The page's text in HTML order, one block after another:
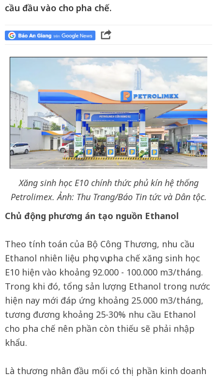
cầu đầu vào cho pha chế.
Xăng sinh học E10 chính thức phủ kín hệ thống
Petrolimex. Ảnh: Thu Trang/Báo Tin tức và Dân tộc.
Chủ động phương án tạo nguồn Ethanol
Theo tính toán của Bộ Công Thương, nhu cầu
Ethanol nhiên liệu phục vụ pha chế xăng sinh học
E10 hiện vào khoảng 92.000 - 100.000 m3/tháng.
Trong khi đó, tổng sản lượng Ethanol trong nước
hiện nay mới đáp ứng khoảng 25.000 m3/tháng,
tương đương khoảng 25-30% nhu cầu Ethanol
cho pha chế nên phần còn thiếu sẽ phải nhập
khẩu.
Là thương nhân đầu mối có thị phần kinh doanh